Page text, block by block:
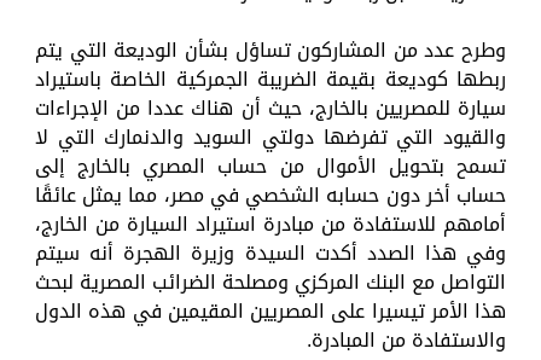
وطرح عدد من المشاركون تساؤل بشأن الوديعة التي يتم
ربطها كوديعة بقيمة الضريبة الجمركية الخاصة باستيراد
سيارة للمصريين بالخارج، حيث أن هناك عددا من الإجراءات
والقيود التي تفرضها دولتي السويد والدنمارك التي لا
تسمح بتحويل الأموال من حساب المصري بالخارج إلى
حساب أخر دون حسابه الشخصي في مصر، مما يمثل عائقًا
أمامهم للاستفادة من مبادرة استيراد السيارة من الخارج،
وفي هذا الصدد أكدت السيدة وزيرة الهجرة أنه سيتم
التواصل مع البنك المركزي ومصلحة الضرائب المصرية لبحث
هذا الأمر تيسيرا على المصريين المقيمين في هذه الدول
والاستفادة من المبادرة.